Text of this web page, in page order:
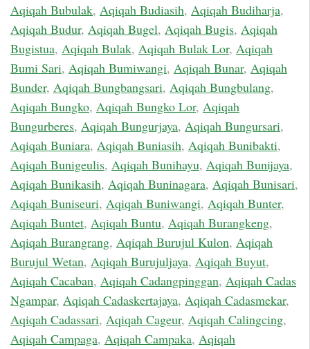
Aqiqah Bubulak, Aqiqah Budiasih, Aqiqah Budiharja,
Aqiqah Budur, Aqiqah Bugel, Aqiqah Bugis, Aqiqah
Bugistua, Aqiqah Bulak, Aqiqah Bulak Lor, Aqiqah
Bumi Sari, Aqiqah Bumiwangi, Aqiqah Bunar, Aqiqah
Bunder, Aqiqah Bungbangsari, Aqiqah Bungbulang,
Aqiqah Bungko, Aqiqah Bungko Lor, Aqiqah
Bungurberes, Aqiqah Bungurjaya, Aqiqah Bungursari,
Aqiqah Buniara, Aqiqah Buniasih, Aqiqah Bunibakti,
Aqiqah Bunigeulis, Aqiqah Bunihayu, Aqiqah Bunijaya,
Aqiqah Bunikasih, Aqiqah Buninagara, Aqiqah Bunisari,
Aqiqah Buniseuri, Aqiqah Buniwangi, Aqiqah Bunter,
Aqiqah Buntet, Aqiqah Buntu, Aqiqah Burangkeng,
Aqiqah Burangrang, Aqiqah Burujul Kulon, Aqiqah
Burujul Wetan, Aqiqah Burujuljaya, Aqiqah Buyut,
Aqiqah Cacaban, Aqiqah Cadangpinggan, Aqiqah Cadas
Ngampar, Aqiqah Cadaskertajaya, Aqiqah Cadasmekar,
Aqiqah Cadassari, Aqiqah Cageur, Aqiqah Calingcing,
Aqiqah Campaga, Aqiqah Campaka, Aqiqah